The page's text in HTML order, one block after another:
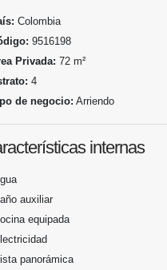
Colombia
9516198
Privada: 72 m²
4
de negocio: Arriendo
internas
auxiliar
equipada
panorámica